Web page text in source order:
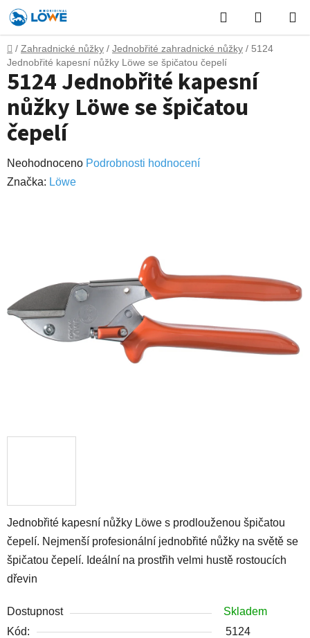
Přejít
na
obsah
Hledat
KOŠÍK
Domů
/ Zahradnické nůžky / Jednobřité zahradnické nůžky / 5124
Jednobřité kapesní nůžky Löwe se špičatou čepelí
Jednobřité kapesní nůžky Löwe s prodlouženou špičatou
čepelí. Nejmenší profesionální jednobřité nůžky na světě se
špičatou čepelí. Ideální na prostřih velmi hustě rostoucích
dřevin
Dostupnost
Skladem
Kód:
5124
5124 Jednobřité kapesní
nůžky Löwe se špičatou
čepelí
Průměrné
hodnocení
hvězdiček.
Neohodnoceno Podrobnosti hodnocení
Značka: Lӧwe